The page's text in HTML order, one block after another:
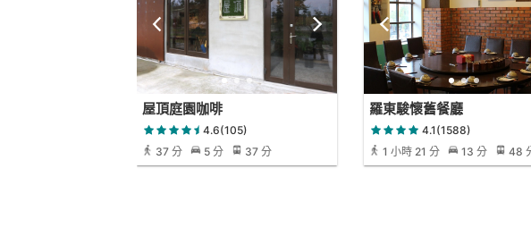
屋頂庭園咖啡
4.6(105)
37 分
5 分 37 分
羅東駿懷舊餐廳
4.1(1588)
1 小時 21 分
13 分 48